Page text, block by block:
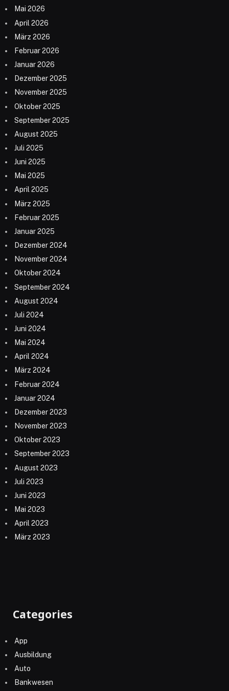
Mai 2026
April 2026
März 2026
Februar 2026
Januar 2026
Dezember 2025
November 2025
Oktober 2025
September 2025
August 2025
Juli 2025
Juni 2025
Mai 2025
April 2025
März 2025
Februar 2025
Januar 2025
Dezember 2024
November 2024
Oktober 2024
September 2024
August 2024
Juli 2024
Juni 2024
Mai 2024
April 2024
März 2024
Februar 2024
Januar 2024
Dezember 2023
November 2023
Oktober 2023
September 2023
August 2023
Juli 2023
Juni 2023
Mai 2023
April 2023
März 2023
Categories
App
Ausbildung
Auto
Bankwesen